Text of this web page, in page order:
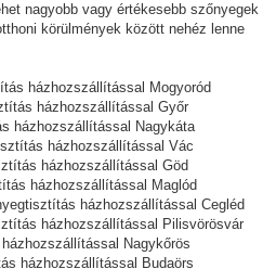
nagyobb vagy értékesebb szőnyegek
körülmények között nehéz lenne
házhozszállítással Mogyoród
házhozszállítással Győr
házhozszállítással Nagykáta
házhozszállítással Vác
házhozszállítással Göd
házhozszállítással Maglód
házhozszállítással Cegléd
házhozszállítással Pilisvörösvár
Nagykőrös
házhozszállítással Budaörs